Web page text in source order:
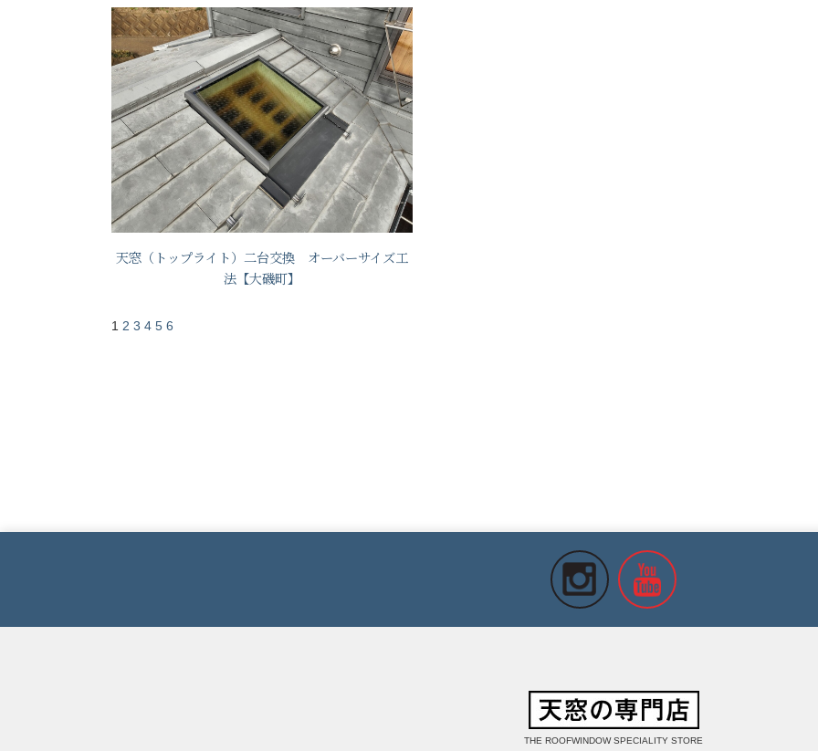
天窓（トップライト）二台交換 オーバーサイズ工
法【大磯町】
1 2 3 4 5 6
THE ROOFWINDOW SPECIALITY STORE